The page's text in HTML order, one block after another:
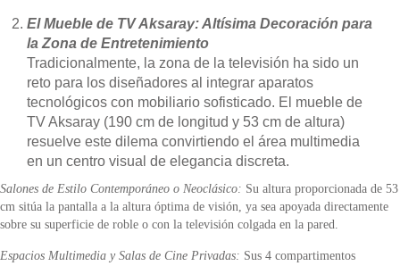
El Mueble de TV Aksaray: Altísima Decoración para
la Zona de Entretenimiento
Tradicionalmente, la zona de la televisión ha sido un
reto para los diseñadores al integrar aparatos
tecnológicos con mobiliario sofisticado. El mueble de
TV Aksaray (190 cm de longitud y 53 cm de altura)
resuelve este dilema convirtiendo el área multimedia
en un centro visual de elegancia discreta.
Salones de Estilo Contemporáneo o Neoclásico: Su altura proporcionada de 53
cm sitúa la pantalla a la altura óptima de visión, ya sea apoyada directamente
sobre su superficie de roble o con la televisión colgada en la pared.
Espacios Multimedia y Salas de Cine Privadas: Sus 4 compartimentos